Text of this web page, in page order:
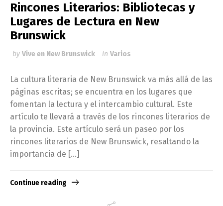
Rincones Literarios: Bibliotecas y
Lugares de Lectura en New
Brunswick
by Vive en New Brunswick in Varios
La cultura literaria de New Brunswick va más allá de las
páginas escritas; se encuentra en los lugares que
fomentan la lectura y el intercambio cultural. Este
artículo te llevará a través de los rincones literarios de
la provincia. Este artículo será un paseo por los
rincones literarios de New Brunswick, resaltando la
importancia de […]
Continue reading